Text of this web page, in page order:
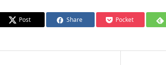
Post Share Pocket